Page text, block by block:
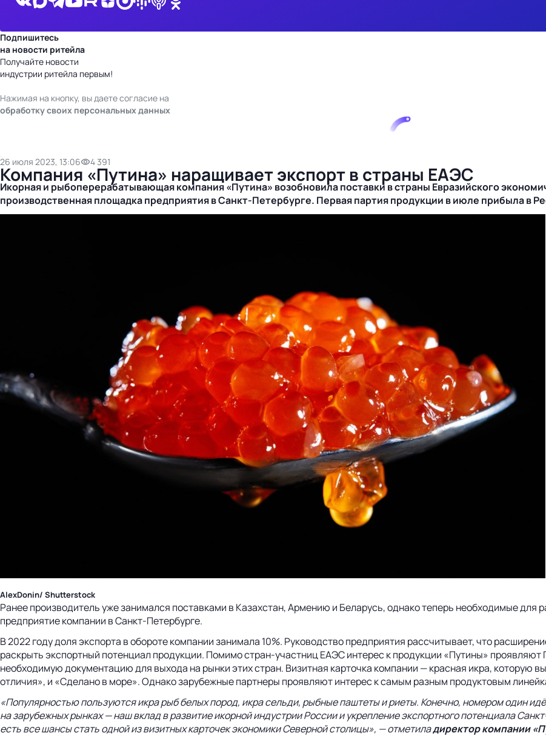
Подпишитесь
на новости ритейла
Получайте новости
индустрии ритейла первым!
Нажимая на кнопку, вы даете согласие на
обработку своих персональных данных
26 июля 2023, 13:06 4 391
Компания «Путина» наращивает экспорт в страны ЕАЭС
Икорная и рыбоперерабатывающая компания «Путина» возобновила поставки в страны Евразийского
производственная площадка предприятия вСанкт-Петербурге. Первая партия продукции в июле прибыла в
AlexDonin/ Shutterstock
Ранее производитель уже занимался поставками в Казахстан, Армению и Беларусь, однако теперь необходимые для
предприятие компании в Санкт-Петербурге.
В 2022 году доля экспорта в обороте компании занимала 10%. Руководство предприятия рассчитывает, что
раскрыть экспортный потенциал продукции. Помимо стран-участниц ЕАЭС интерес к продукции «Путины» проявляют
необходимую документацию для выхода на рынки этих стран. Визитная карточка компании — красная икра, которую
отличия», и «Сделано в море». Однако зарубежные партнеры проявляют интерес к самым разным продуктовым
«Популярностью пользуются икра рыб белых пород, икра сельди, рыбные паштеты и риеты. Конечно, номером один
на зарубежных рынках — наш вклад в развитие икорной индустрии России и укрепление экспортного потенциала
есть все шансы стать одной из визитных карточек экономики Северной столицы», — отметиладиректор компании